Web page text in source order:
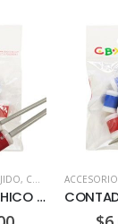
, CONTADOR DE VUELTAS
CONTADOR CHICO x 10u